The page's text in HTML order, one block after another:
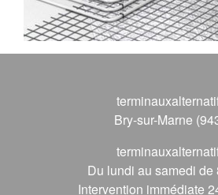
Bry-sur-Marne
Du lundi au samedi de
Intervention immédiate